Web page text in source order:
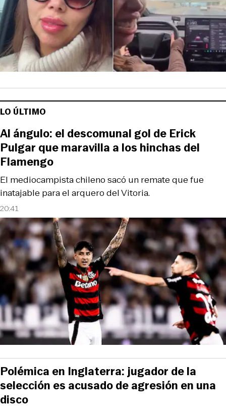
LO ÚLTIMO
20:41
El mediocampista chileno sacó un remate que fue
inatajable para el arquero del Vitoria.
Al ángulo: el descomunal gol de Erick
Pulgar que maravilla a los hinchas del
Flamengo
Polémica en Inglaterra: jugador de la
selección es acusado de agresión en una
disco